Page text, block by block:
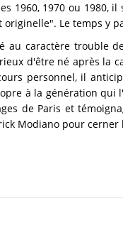
1960, 1970 ou 1980,
Le temps y
au caractère trouble
d'être né après la
personnel, il
à la génération
de Paris et
Modiano pour